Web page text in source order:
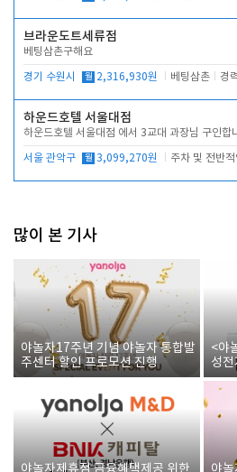
브라운도트세류점
베팅삼촌구해요
경기 수원시 월 2,316,930원 베팅삼촌 경
하운드호텔 서울대점
하운드호텔 서울대점 에서 3교대 과장님 구인합
서울 관악구 월 3,099,270원
많이 본 기사
야놀자17주년 기념 야놀자 통합발
주센터 할인 프로모션 진행
<야
성